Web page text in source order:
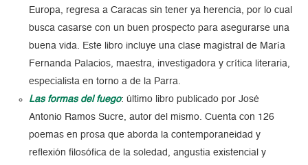
Europa, regresa a Caracas sin tener ya herencia, por lo cual
busca casarse con un buen prospecto para asegurarse una
buena vida. Este libro incluye una clase magistral de María
Fernanda Palacios, maestra, investigadora y crítica literaria,
especialista en torno a de la Parra.
Las formas del fuego: último libro publicado por José
Antonio Ramos Sucre, autor del mismo. Cuenta con 126
poemas en prosa que aborda la contemporaneidad y
reflexión filosófica de la soledad, angustia existencial y